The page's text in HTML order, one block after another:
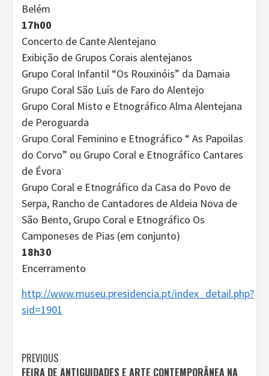
Belém
17h00
Concerto de Cante Alentejano
Exibição de Grupos Corais alentejanos
Grupo Coral Infantil “Os Rouxinóis” da Damaia
Grupo Coral São Luís de Faro do Alentejo
Grupo Coral Misto e Etnográfico Alma Alentejana
de Peroguarda
Grupo Coral Feminino e Etnográfico “ As Papoilas
do Corvo” ou Grupo Coral e Etnográfico Cantares
de Évora
Grupo Coral e Etnográfico da Casa do Povo de
Serpa, Rancho de Cantadores de Aldeia Nova de
São Bento, Grupo Coral e Etnográfico Os
Camponeses de Pias (em conjunto)
18h30
Encerramento
http://www.museu.presidencia.pt/index_detail.php?
sid=1901
Continue
PREVIOUS
FEIRA DE ANTIGUIDADES E ARTE CONTEMPORÂNEA NA